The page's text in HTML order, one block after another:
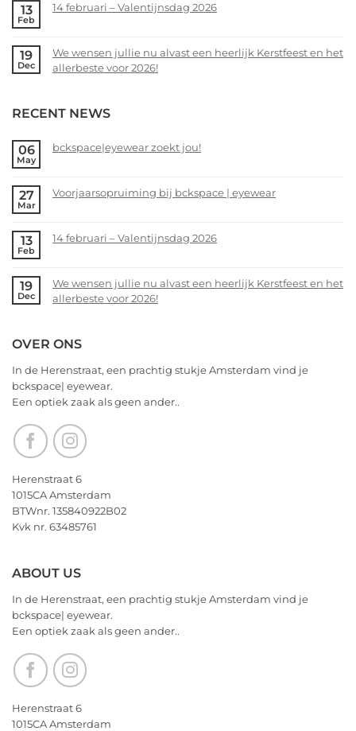
jou!
on
bckspace
|
13
Feb
14 februari – Valentijnsdag 2026
on
14
Valentijnsdag
19
Dec
We wensen jullie nu alvast een heerlijk Kerstfeest en het
allerbeste voor 2026!
on
wensen
alvast
Kerstfeest
allerbeste
voor
RECENT NEWS
06
May
bckspace|eyewear zoekt jou!
on
jou!
27
Mar
Voorjaarsopruiming bij bckspace | eyewear
on
bckspace
|
13
Feb
14 februari – Valentijnsdag 2026
on
14
Valentijnsdag
19
Dec
We wensen jullie nu alvast een heerlijk Kerstfeest en het
allerbeste voor 2026!
on
wensen
jullie
nu
alvast
een
heerlijk
en
het
allerbeste
voor
OVER ONS
In de Herenstraat, een prachtig stukje Amsterdam vind je
bckspace| eyewear.
Een optiek zaak als geen ander..
Herenstraat 6
1015CA Amsterdam
BTWnr. 135840922B02
Kvk nr. 63485761
ABOUT US
In de Herenstraat, een prachtig stukje Amsterdam vind je
bckspace| eyewear.
Een optiek zaak als geen ander..
Herenstraat 6
1015CA Amsterdam